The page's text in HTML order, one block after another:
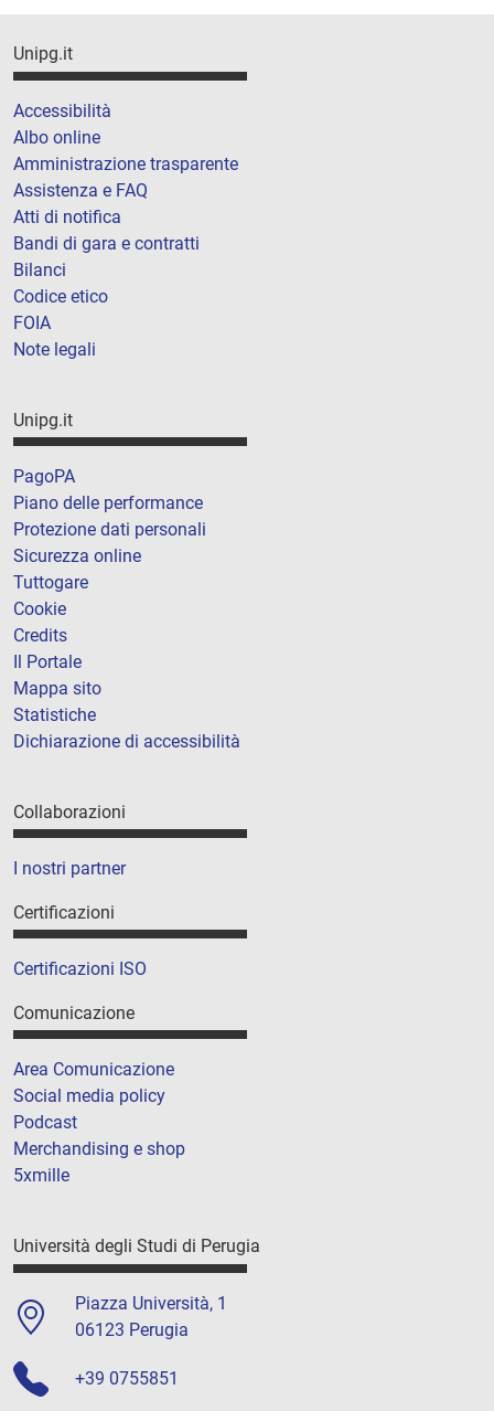
Unipg.it
Accessibilità
Albo online
Amministrazione trasparente
Assistenza e FAQ
Atti di notifica
Bandi di gara e contratti
Bilanci
Codice etico
FOIA
Note legali
Unipg.it
PagoPA
Piano delle performance
Protezione dati personali
Sicurezza online
Tuttogare
Cookie
Credits
Il Portale
Mappa sito
Statistiche
Dichiarazione di accessibilità
Collaborazioni
I nostri partner
Certificazioni
Certificazioni ISO
Comunicazione
Area Comunicazione
Social media policy
Podcast
Merchandising e shop
5xmille
Università degli Studi di Perugia
Piazza Università, 1
06123 Perugia
+39 0755851